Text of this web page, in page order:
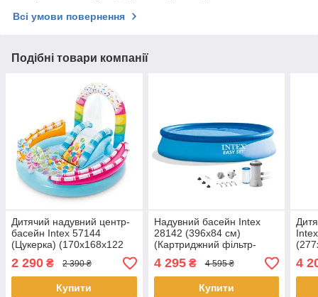
Всі умови повернення
Подібні товари компанії
Дитячий надувний центр-
басейн Intex 57144
(Цукерка) (170x168x122
см)
2 290 ₴ 2 390 ₴
Купити
Надувний басейн Intex
28142 (396х84 см)
(Картриджний фільтр-
насос 2006 л/год)
4 295₴ 4 595 ₴
Купити
4